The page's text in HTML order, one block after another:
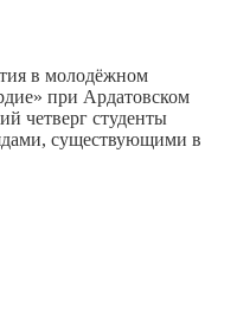
в молодёжном
при Ардатовском
четверг студенты
существующими в